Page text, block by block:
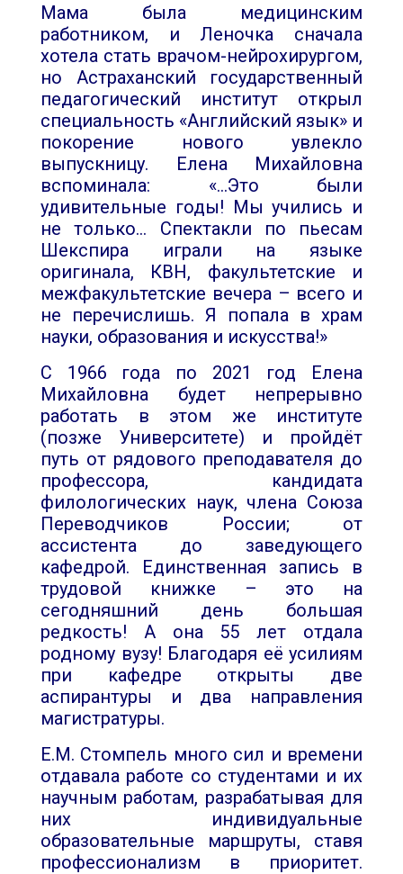
Мама была медицинским
работником, и Леночка сначала
хотела стать врачом-нейрохирургом,
но Астраханский государственный
педагогический институт открыл
специальность «Английский язык» и
покорение нового увлекло
выпускницу. Елена Михайловна
вспоминала: «…Это были
удивительные годы! Мы учились и
не только… Спектакли по пьесам
Шекспира играли на языке
оригинала, КВН, факультетские и
межфакультетские вечера – всего и
не перечислишь. Я попала в храм
науки, образования и искусства!»
С 1966 года по 2021 год Елена
Михайловна будет непрерывно
работать в этом же институте
(позже Университете) и пройдёт
путь от рядового преподавателя до
профессора, кандидата
филологических наук, члена Союза
Переводчиков России; от
ассистента до заведующего
кафедрой. Единственная запись в
трудовой книжке – это на
сегодняшний день большая
редкость! А она 55 лет отдала
родному вузу! Благодаря её усилиям
при кафедре открыты две
аспирантуры и два направления
магистратуры.
Е.М. Стомпель много сил и времени
отдавала работе со студентами и их
научным работам, разрабатывая для
них индивидуальные
образовательные маршруты, ставя
профессионализм в приоритет.